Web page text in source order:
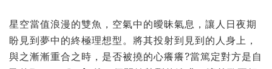
星空當值浪漫的雙魚，空氣中的曖昧氣息，讓人日夜期
盼見到夢中的終極理想型。將其投射到見到的人身上，
與之漸漸重合之時，是否被撓的心癢癢?當篤定對方是自